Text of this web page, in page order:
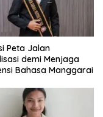
Peta Jalan
demi Menjaga
Bahasa Manggarai